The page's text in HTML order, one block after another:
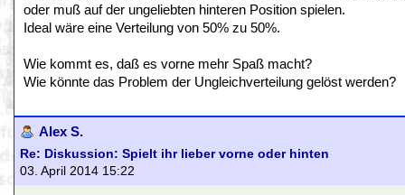
oder muß auf der ungeliebten hinteren Position spielen.
Ideal wäre eine Verteilung von 50% zu 50%.
Wie kommt es, daß es vorne mehr Spaß macht?
Wie könnte das Problem der Ungleichverteilung gelöst werden?
Alex S.
Re: Diskussion: Spielt ihr lieber vorne oder hinten
03. April 2014 15:22